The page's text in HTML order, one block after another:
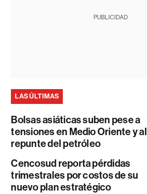
PUBLICIDAD
LAS ÚLTIMAS
Bolsas asiáticas suben pese a
tensiones en Medio Oriente y al
repunte del petróleo
Cencosud reporta pérdidas
trimestrales por costos de su
nuevo plan estratégico